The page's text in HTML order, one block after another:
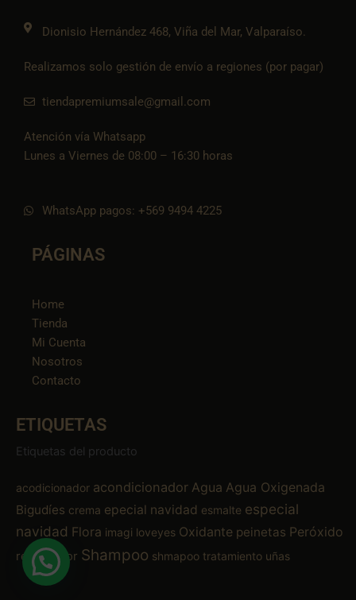
Dionisio Hernández 468, Viña del Mar, Valparaíso.
Realizamos solo gestión de envío a regiones (por pagar)
tiendapremiumsale@gmail.com
Atención vía Whatsapp
Lunes a Viernes de 08:00 – 16:30 horas
WhatsApp pagos: +569 9494 4225
PÁGINAS
Home
Tienda
Mi Cuenta
Nosotros
Contacto
ETIQUETAS
Etiquetas del producto
acodicionador acondicionador Agua Agua Oxigenada
Bigudíes crema epecial navidad esmalte especial
navidad Flora imagi loveyes Oxidante peinetas Peróxido
removedor Shampoo shmapoo tratamiento uñas